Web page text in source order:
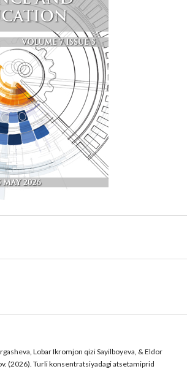
Lobar Ikromjon qizi Sayilboyeva, & Eldor
(2026). Turli konsentratsiyadagi atsetamiprid